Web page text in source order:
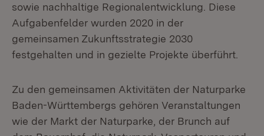
sowie nachhaltige Regionalentwicklung. Diese
Aufgabenfelder wurden 2020 in der
gemeinsamen Zukunftsstrategie 2030
festgehalten und in gezielte Projekte überführt.
Zu den gemeinsamen Aktivitäten der Naturparke
Baden-Württembergs gehören Veranstaltungen
wie der Markt der Naturparke, der Brunch auf